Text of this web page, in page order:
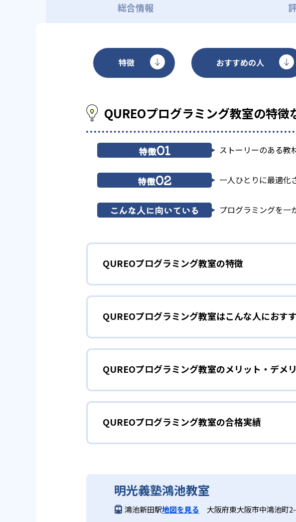
総合情報
特徴 おすすめの人
QUREOプログラミング教室の特徴
特徴01 ストーリーのある教
特徴02 一人ひとりに最適化
こんな人に向いている プログラミングを一
QUREOプログラミング教室の特徴
1 マンガ出版もされたストーリ
QUREOプログラミング教室の教材にはストーリー
ズ!』が小学館「コロコロイチバン!」で連載されて
どもが夢中になって学ぶことが可能だ。楽しく学び
2 個別最適化された学習カリキ
IT企業サイバーエージェントグループ運営の小学生
を見据えた本格的なカリキュラム。一人ひとりの学
ことが苦手な子であっても取りこぼさずに指導を行う。
初級コースでは教育版マインクラフトを用いた導入
コースではJavaScriptを中心に学び、スモールステ
問題にも対応できる実践力を養成する。
QUREOプログラミング教室はこんな人におす
まずは導入として、教育版マインクラフトの世界を
教材による400種類以上の本格的なゲーム作りを通
された本格的なストーリーがあり、サポートしてく
え、より高度なゲーム作りに挑戦できるようになる
しみながら学習を進めることが可能だ。
大学入試やその先を見据
中学生・高校生に推奨の中級コースでは、実際にホ
JavaScriptを中心に学び、スモールステップで徐々
力検定」に準拠しており、日々の授業が検定対策に
報」で出題されるようになったプログラミングの知
QUREOプログラミング教室のメリット・デメ
QUREOプログラミング教室は、ゲーム感覚で学べ
カリキュラムと対話形式のガイドで理解度に合わせ
導入の大学入学共通テスト「情報」科目に対応した
どんなデメリットがある?
一部教室では無料体験が実施されていない場合があ
QUREOプログラミング教室の合格実績
QUREOプログラミング教室は合格実績を公式サイト
明光義塾鴻池教室
鴻池新田駅地図を見る 大阪府東大阪市中鴻池町